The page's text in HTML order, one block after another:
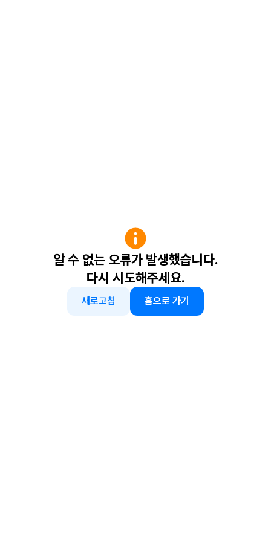
알 수 없는 오류가 발생했습니다.
다시 시도해주세요.
새로고침 홈으로 가기